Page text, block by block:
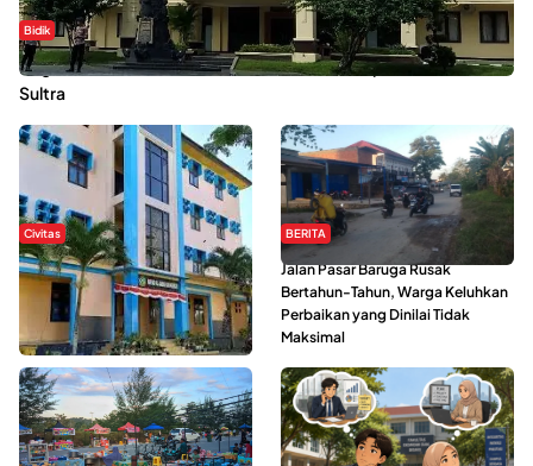
Bidik
Dugaan Kekerasan Seksual di UIN Kendari Dilaporkan ke Polda
Sultra
Civitas
Di Balik Kehidupan Ma’had Al-
Jami’ah UIN Kendari : Mahasiswa
Ceritakan Manfaat dan Tantangan
BERITA
Jalan Pasar Baruga Rusak
Bertahun-Tahun, Warga Keluhkan
Perbaikan yang Dinilai Tidak
Maksimal